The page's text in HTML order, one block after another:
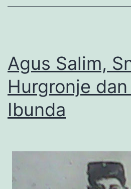
Agus Salim,
Hurgronje dan
Ibunda